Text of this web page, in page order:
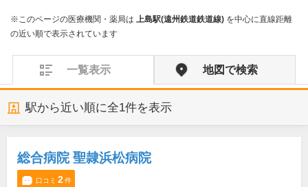
※このページの医療機関・薬局は 上島駅(遠州鉄道鉄道線) を中心に直線距離
の近い順で表示されています
一覧表示 地図で検索
駅から近い順に全1件を表示
総合病院 聖隷浜松病院
口コミ 2件